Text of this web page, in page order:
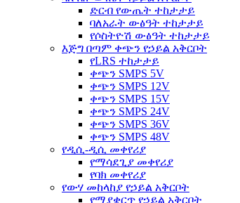
ድርብ የውጤት ተከታታይ
ባለአራት ውፅዓት ተከታታይ
የሶስትዮሽ ውፅዓት ተከታታይ
እጅግ በጣም ቀጭን የኃይል አቅርቦት
የLRS ተከታታይ
ቀጭን SMPS 5V
ቀጭን SMPS 12V
ቀጭን SMPS 15V
ቀጭን SMPS 24V
ቀጭን SMPS 36V
ቀጭን SMPS 48V
የዲሲ-ዲሲ መቀየሪያ
የማሳደጊያ መቀየሪያ
የባክ መቀየሪያ
የውሃ መከላከያ የኃይል አቅርቦት
የማያቋርጥ የኃይል አቅርቦት